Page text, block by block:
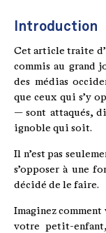
Introduction
Cet article traite
commis au grand
des médias
que ceux qui s’y
— sont attaqués,
ignoble qui soit.
Il n’est pas
s’opposer à une
décidé de le faire.
Imaginez
votre petit-